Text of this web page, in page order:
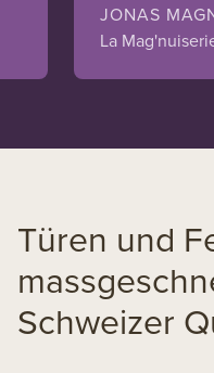
JONAS
La
Türen und
Schweizer